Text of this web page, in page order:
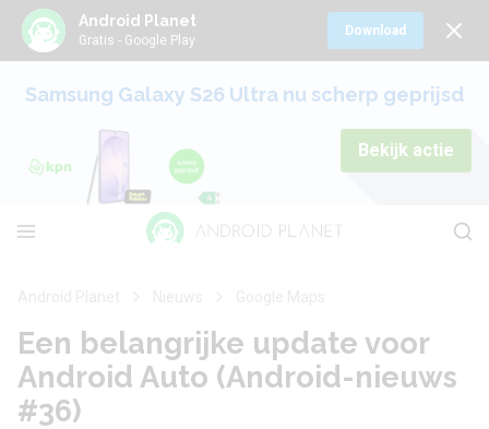
Android Planet
Gratis - Google Play
Download
Samsung Galaxy S26 Ultra nu scherp geprijsd
Bekijk actie
Een belangrijke update voor
Android Auto (Android-nieuws
#36)